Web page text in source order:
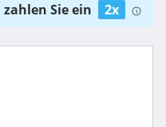
Sie ein 2x